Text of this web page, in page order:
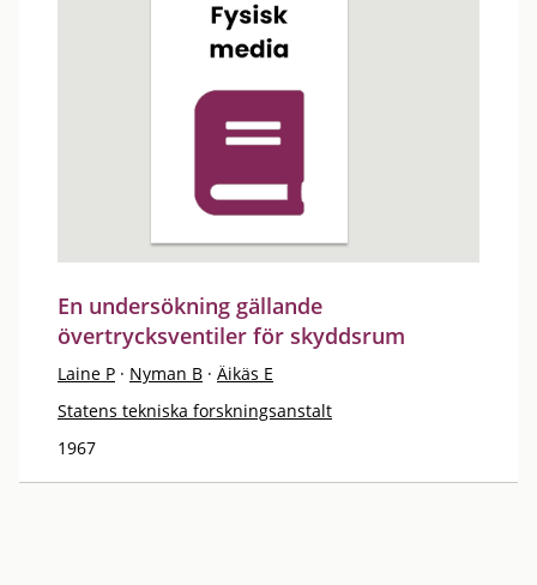
En undersökning gällande
övertrycksventiler för skyddsrum
Laine P · Nyman B · Äikäs E
Statens tekniska forskningsanstalt
1967